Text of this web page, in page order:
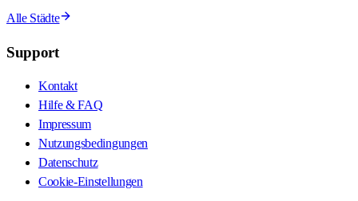
Alle Städte
Support
Kontakt
Hilfe & FAQ
Impressum
Nutzungsbedingungen
Datenschutz
Cookie-Einstellungen